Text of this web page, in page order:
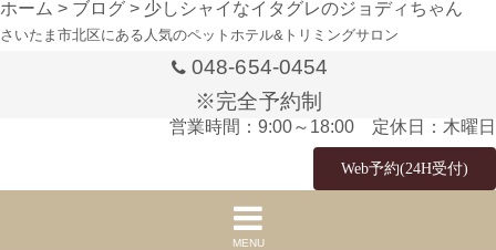
ホーム > ブログ > 少しシャイなイタグレのジョディちゃん
さいたま市北区にある人気のペットホテル&トリミングサロン
048-654-0454
※完全予約制
営業時間：9:00～18:00 定休日：木曜日
Web予約(24H受付)
MENU